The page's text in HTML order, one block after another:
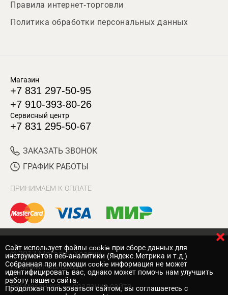
Правила интернет-торговли
Политика обработки персональных данных
Магазин
+7 831 297-50-95
+7 910-393-80-26
Сервисный центр
+7 831 295-50-67
ЗАКАЗАТЬ ЗВОНОК
ГРАФИК РАБОТЫ
ПРИНИМАЕМ К ОПЛАТЕ
© 2017 Магазин Хозяин
Нижний Новгород
Вебмеханика — создание сайта
Cайт использует файлы cookie при сборе данных для
инструментов веб-аналитики (Яндекс.Метрика и т.д.)
Собранная при помощи cookie информация не может
идентифицировать вас, однако может помочь нам улучшить
работу нашего сайта.
Продолжая пользоваться сайтом, вы соглашаетесь с